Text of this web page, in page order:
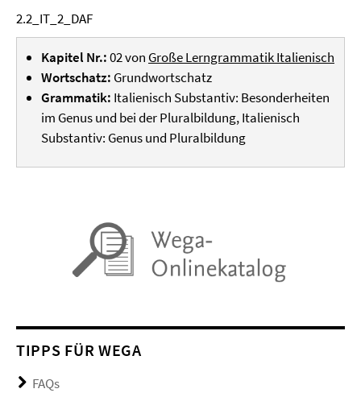
2.2_IT_2_DAF
Kapitel Nr.:02 von Große Lerngrammatik Italienisch
Wortschatz: Grundwortschatz
Grammatik: Italienisch Substantiv: Besonderheiten
im Genus und bei der Pluralbildung, Italienisch
Substantiv: Genus und Pluralbildung
TIPPS FÜR WEGA
FAQs